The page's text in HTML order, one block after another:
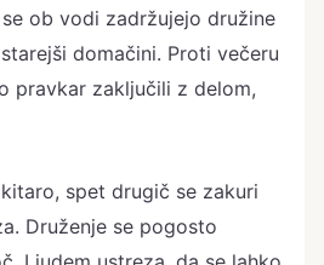
ob vodi zadržujejo družine
domačini. Proti večeru
pravkar zaključili z delom,
spet drugič se zakuri
Druženje se pogosto